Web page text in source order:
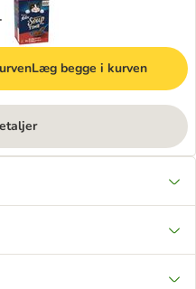
Læg begge i kurven